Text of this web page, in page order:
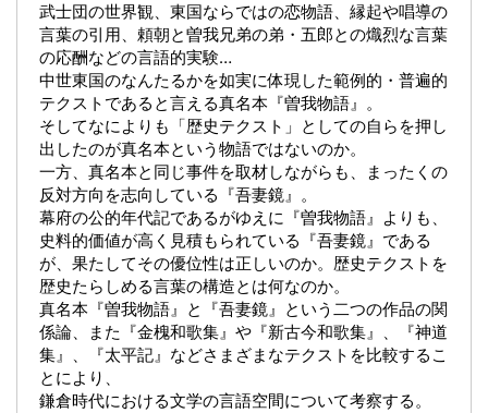
武士団の世界観、東国ならではの恋物語、縁起や唱導の
言葉の引用、頼朝と曽我兄弟の弟・五郎との熾烈な言葉
の応酬などの言語的実験…
中世東国のなんたるかを如実に体現した範例的・普遍的
テクストであると言える真名本『曽我物語』。
そしてなによりも「歴史テクスト」としての自らを押し
出したのが真名本という物語ではないのか。
一方、真名本と同じ事件を取材しながらも、まったくの
反対方向を志向している『吾妻鏡』。
幕府の公的年代記であるがゆえに『曽我物語』よりも、
史料的価値が高く見積もられている『吾妻鏡』である
が、果たしてその優位性は正しいのか。歴史テクストを
歴史たらしめる言葉の構造とは何なのか。
真名本『曽我物語』と『吾妻鏡』という二つの作品の関
係論、また『金槐和歌集』や『新古今和歌集』、『神道
集』、『太平記』などさまざまなテクストを比較するこ
とにより、
鎌倉時代における文学の言語空間について考察する。